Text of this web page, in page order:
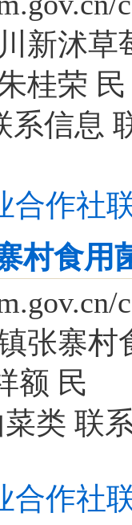
新沭
桂荣
信息
合作社
村食用
张寨
额 民
类 联
合作社